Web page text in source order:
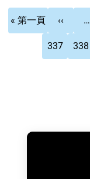
Pagination
First
page
« 第一頁
page
‹‹ …
頁
面
337
頁
面
338